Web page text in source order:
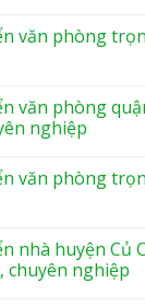
văn phòng
văn phòng
nghiệp
văn phòng
nhà huyện Củ
chuyên nghiệp